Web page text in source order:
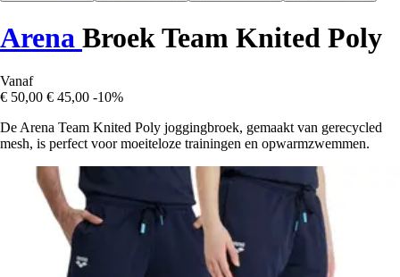
Arena Broek Team Knited Poly
Vanaf
€ 50,00 € 45,00 -10%
De Arena Team Knited Poly joggingbroek, gemaakt van gerecycled
mesh, is perfect voor moeiteloze trainingen en opwarmzwemmen.